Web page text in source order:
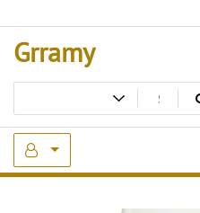
to
content
Grramy